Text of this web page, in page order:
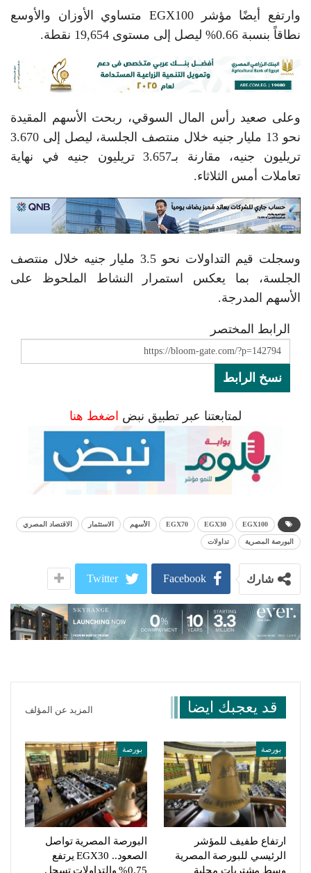
وارتفع أيضًا مؤشر EGX100 متساوي الأوزان والأوسع
نطاقاً بنسبة 0.66% ليصل إلى مستوى 19,654 نقطة.
وعلى صعيد رأس المال السوقي، ربحت الأسهم المقيدة
نحو 13 مليار جنيه خلال منتصف الجلسة، ليصل إلى 3.670
تريليون جنيه، مقارنة بـ3.657 تريليون جنيه في نهاية
تعاملات أمس الثلاثاء.
وسجلت قيم التداولات نحو 3.5 مليار جنيه خلال منتصف
الجلسة، بما يعكس استمرار النشاط الملحوظ على
الأسهم المدرجة.
الرابط المختصر
نسخ الرابط
لمتابعتنا عبر تطبيق نبض اضغط هنا
EGX100
EGX30
EGX70 الأسهم الاستثمار الاقتصاد المصري
البورصة المصرية تداولات
شارك Facebook
Twitter
قد يعجبك ايضا المزيد عن المؤلف
بورصة
ارتفاع طفيف للمؤشر
الرئيسي للبورصة المصرية
وسط مشتريات محلية
بورصة
البورصة المصرية تواصل
الصعود.. EGX30 يرتفع
0.75% والتداولات تسجل